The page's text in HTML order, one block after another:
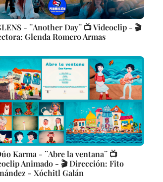
- ¨Another Day¨ 📺 Videoclip - 🎬
Glenda Romero Armas
Karma - ¨Abre la ventana¨ 📺
Animado - 🎬 Dirección: Fito
- Xóchitl Galán